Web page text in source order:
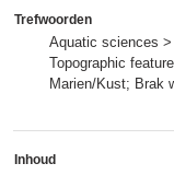
Trefwoorden
Aquatic sciences
Topographic
Marien/Kust; Brak
Inhoud